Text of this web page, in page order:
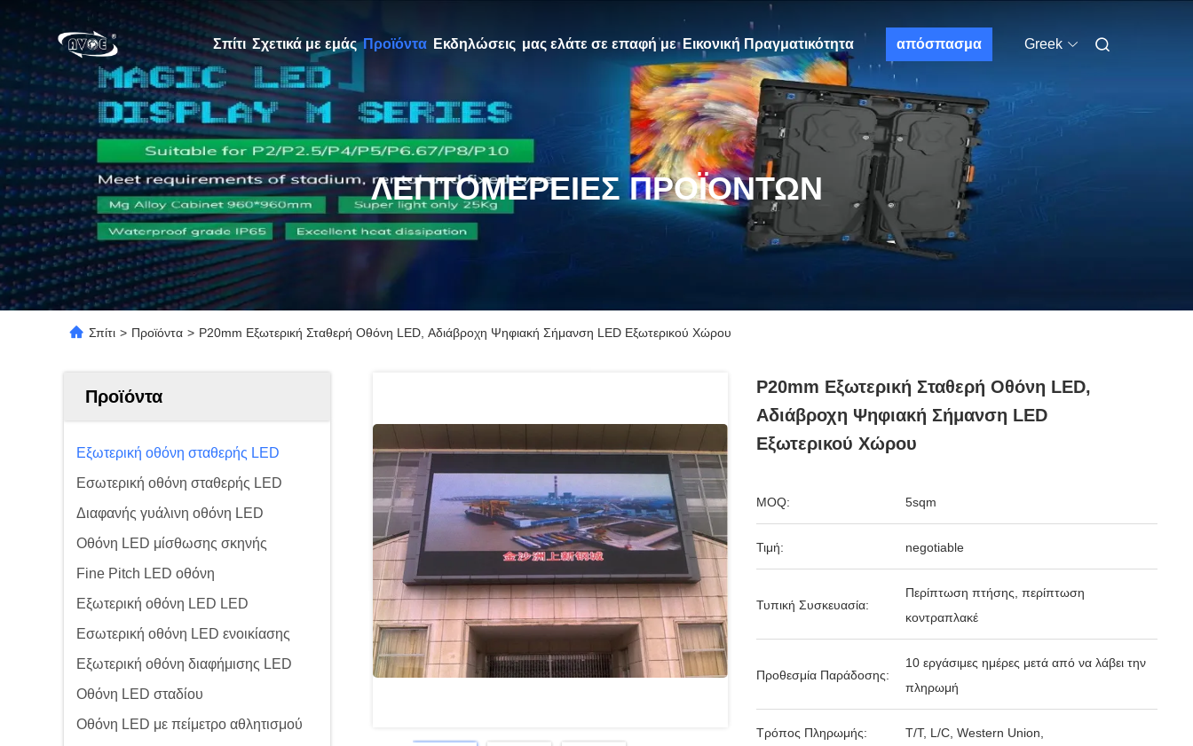
Σπίτι Σχετικά με εμάς Προϊόντα Εκδηλώσεις μας ελάτε σε επαφή με Εικονική Πραγματικότητα απόσπασμα Greek
ΛΕΠΤΟΜΈΡΕΙΕΣ ΠΡΟΪΌΝΤΩΝ
Σπίτι > Προϊόντα > P20mm Εξωτερική Σταθερή Οθόνη LED, Αδιάβροχη Ψηφιακή Σήμανση LED Εξωτερικού Χώρου
Προϊόντα
Εξωτερική οθόνη σταθερής LED
Εσωτερική οθόνη σταθερής LED
Διαφανής γυάλινη οθόνη LED
Οθόνη LED μίσθωσης σκηνής
Fine Pitch LED οθόνη
Εξωτερική οθόνη LED LED
Εσωτερική οθόνη LED ενοικίασης
Εξωτερική οθόνη διαφήμισης LED
Οθόνη LED σταδίου
Οθόνη LED με πείμετρο αθλητισμού
P20mm Εξωτερική Σταθερή Οθόνη LED,
Αδιάβροχη Ψηφιακή Σήμανση LED
Εξωτερικού Χώρου
MOQ: 5sqm
Τιμή: negotiable
Τυπική Συσκευασία:
Περίπτωση πτήσης, περίπτωση
κοντραπλακέ
Προθεσμία Παράδοσης:
10 εργάσιμες ημέρες μετά από να λάβει την
πληρωμή
Τρόπος Πληρωμής: T/T, L/C, Western Union,